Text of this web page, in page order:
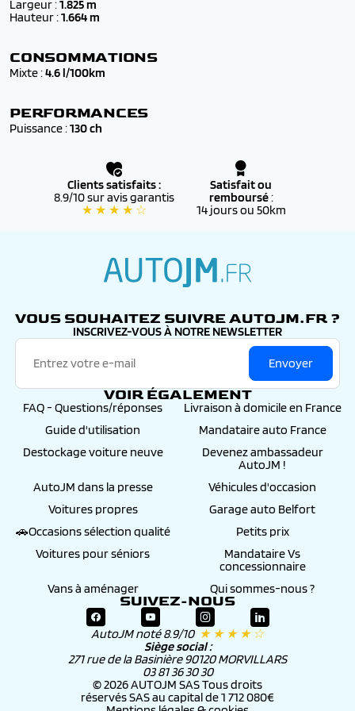
▪️ 🚚Livraison possible dans toute la France
dans notre centre de Morvillars
Largeur :1.825 m
Hauteur :1.664 m
CONSOMMATIONS
Mixte :4.6 l/100km
PERFORMANCES
Puissance :130 ch
Clients satisfaits :
8.9/10 sur avis garantis
★ ★ ★ ★ ☆
Satisfait ou
remboursé:
14 jours ou 50km
VOUS SOUHAITEZ SUIVRE AUTOJM.FR ?
INSCRIVEZ-VOUS À NOTRE NEWSLETTER
Envoyer
VOIR ÉGALEMENT
FAQ - Questions/réponses
Livraison à domicile en France
Guide d'utilisation
Mandataire auto France
Destockage voiture neuve
Devenez ambassadeur
AutoJM !
AutoJM dans la presse
Véhicules d'occasion
Voitures propres
Garage auto Belfort
🚗Occasions sélection qualité
Petits prix
Voitures pour séniors
Mandataire Vs
concessionnaire
Vans à aménager
Qui sommes-nous ?
SUIVEZ-NOUS
AutoJM noté 8.9/10 ★ ★ ★ ★ ☆
Siège social :
271 rue de la Basinière 90120 MORVILLARS
03 81 36 30 30
© 2026 AUTOJM SAS Tous droits
réservés SAS au capital de 1 712 080€